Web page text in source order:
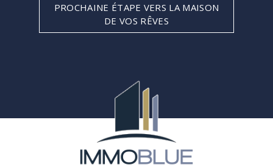
PROCHAINE ÉTAPE VERS LA MAISON
DE VOS RÊVES